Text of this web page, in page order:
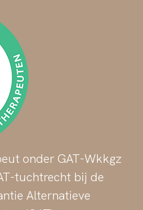
onder GAT-Wkkgz
tuchtrecht bij de
Alternatieve